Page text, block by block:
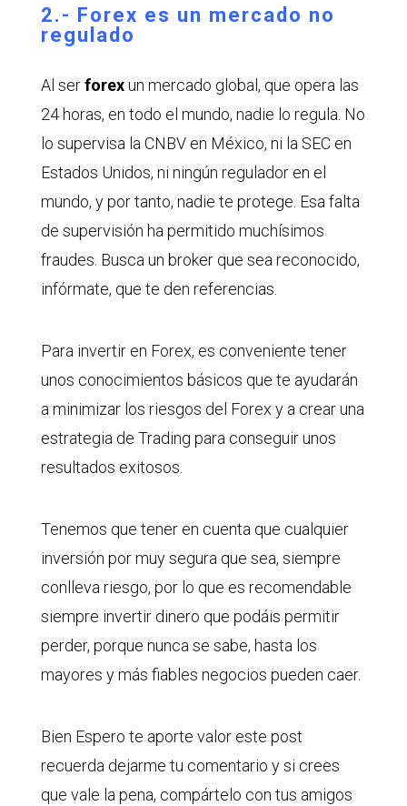
2.- Forex es un mercado no
regulado
Al serforex un mercado global, que opera las
24 horas, en todo el mundo, nadie lo regula. No
lo supervisa la CNBV en México, ni la SEC en
Estados Unidos, ni ningún regulador en el
mundo, y por tanto, nadie te protege. Esa falta
de supervisión ha permitido muchísimos
fraudes. Busca un broker que sea reconocido,
infórmate, que te den referencias.
Para invertir en Forex, es conveniente tener
unos conocimientos básicos que te ayudarán
a minimizar los riesgos del Forex y a crear una
estrategia de Trading para conseguir unos
resultados exitosos.
Tenemos que tener en cuenta que cualquier
inversión por muy segura que sea, siempre
conlleva riesgo, por lo que es recomendable
siempre invertir dinero que podáis permitir
perder, porque nunca se sabe, hasta los
mayores y más fiables negocios pueden caer.
Bien Espero te aporte valor este post
recuerda dejarme tu comentario y si crees
que vale la pena, compártelo con tus amigos